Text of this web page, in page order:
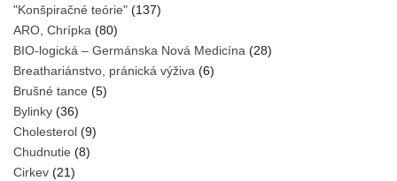
"Konšpiračné teórie" (137)
ARO, Chrípka (80)
BIO-logická – Germánska Nová Medicína (28)
Breathariánstvo, pránická výživa (6)
Brušné tance (5)
Bylinky (36)
Cholesterol (9)
Chudnutie (8)
Cirkev (21)